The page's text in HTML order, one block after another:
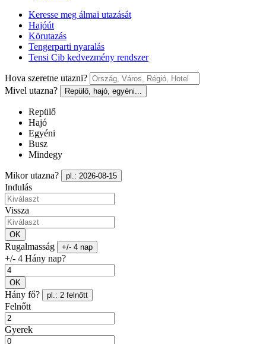
Keresse meg álmai utazását
Hajóút
Körutazás
Tengerparti nyaralás
Tensi Cib kedvezmény rendszer
Hova szeretne utazni?
Mivel utazna?
Repülő, hajó, egyéni...
Repülő
Hajó
Egyéni
Busz
Mindegy
Mikor utazna? pl.: 2026-08-15
Indulás
Vissza
OK
Rugalmasság +/- 4 nap
+/- 4 Hány nap?
OK
Hány fő? pl.: 2 felnőtt
Felnőtt
Gyerek